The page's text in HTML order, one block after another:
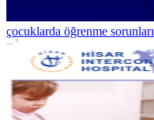
çocuklarda öğrenme sorunları